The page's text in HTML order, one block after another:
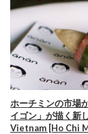
ホーチミンの市場
イゴン」が描く新
Vietnam [Ho Chi